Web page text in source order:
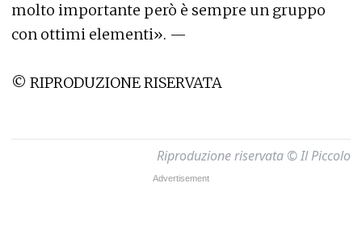
molto importante però è sempre un gruppo
con ottimi elementi». —
© RIPRODUZIONE RISERVATA
Riproduzione riservata © Il Piccolo